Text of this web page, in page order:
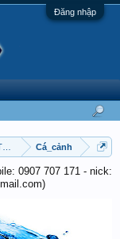
Đăng nhập
Cá_cảnh
0907 707 171 - nick: